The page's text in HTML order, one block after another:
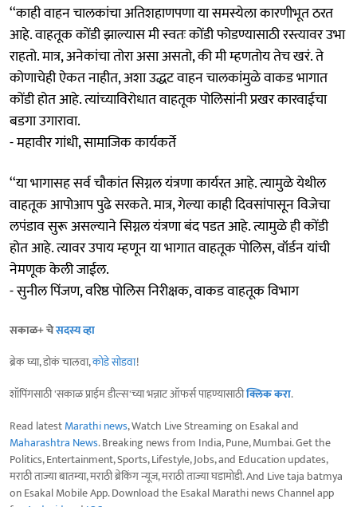
‘‘काही वाहन चालकांचा अतिशहाणपणा या समस्येला कारणीभूत ठरत
आहे. वाहतूक कोंडी झाल्यास मी स्वतः कोंडी फोडण्यासाठी रस्त्यावर उभा
राहतो. मात्र, अनेकांचा तोरा असा असतो, की मी म्हणतोय तेच खरं. ते
कोणाचेही ऐकत नाहीत, अशा उद्धट वाहन चालकांमुळे वाकड भागात
कोंडी होत आहे. त्यांच्याविरोधात वाहतूक पोलिसांनी प्रखर कारवाईचा
बडगा उगारावा.
- महावीर गांधी, सामाजिक कार्यकर्ते
‘‘या भागासह सर्व चौकांत सिग्नल यंत्रणा कार्यरत आहे. त्यामुळे येथील
वाहतूक आपोआप पुढे सरकते. मात्र, गेल्या काही दिवसांपासून विजेचा
लपंडाव सुरू असल्याने सिग्नल यंत्रणा बंद पडत आहे. त्यामुळे ही कोंडी
होत आहे. त्यावर उपाय म्हणून या भागात वाहतूक पोलिस, वॉर्डन यांची
नेमणूक केली जाईल.
- सुनील पिंजण, वरिष्ठ पोलिस निरीक्षक, वाकड वाहतूक विभाग
सकाळ+ चेसदस्य व्हा
ब्रेक घ्या, डोकं चालवा,कोडे सोडवा!
शॉपिंगसाठी 'सकाळ प्राईम डील्स'च्या भन्नाट ऑफर्स पाहण्यासाठीक्लिक करा.
Read latestMarathi news, Watch Live Streaming on Esakal and
Maharashtra News. Breaking news from India, Pune, Mumbai. Get the
Politics, Entertainment, Sports, Lifestyle, Jobs, and Education updates,
मराठी ताज्या बातम्या, मराठी ब्रेकिंग न्यूज, मराठी ताज्या घडामोडी. And Live taja batmya
on Esakal Mobile App. Download the Esakal Marathi news Channel app